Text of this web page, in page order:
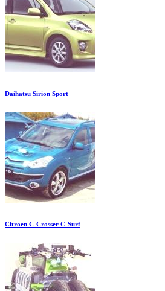
Daihatsu Sirion Sport
Citroen C-Crosser C-Surf